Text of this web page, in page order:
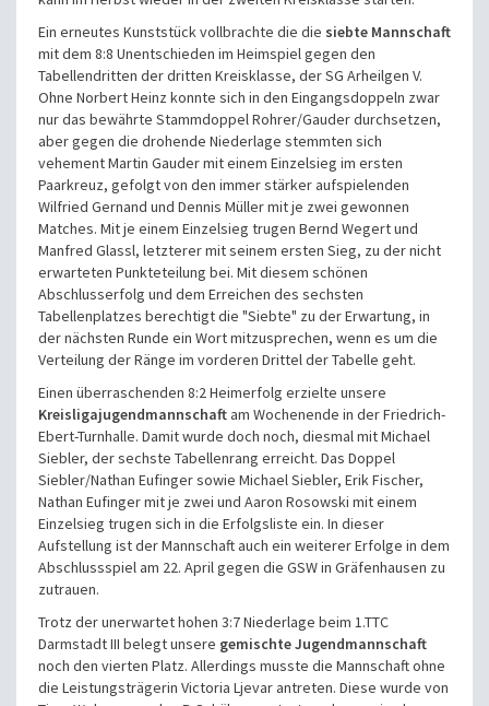
Ein erneutes Kunststück vollbrachte die die siebte Mannschaft
mit dem 8:8 Unentschieden im Heimspiel gegen den
Tabellendritten der dritten Kreisklasse, der SG Arheilgen V.
Ohne Norbert Heinz konnte sich in den Eingangsdoppeln zwar
nur das bewährte Stammdoppel Rohrer/Gauder durchsetzen,
aber gegen die drohende Niederlage stemmten sich
vehement Martin Gauder mit einem Einzelsieg im ersten
Paarkreuz, gefolgt von den immer stärker aufspielenden
Wilfried Gernand und Dennis Müller mit je zwei gewonnen
Matches. Mit je einem Einzelsieg trugen Bernd Wegert und
Manfred Glassl, letzterer mit seinem ersten Sieg, zu der nicht
erwarteten Punkteteilung bei. Mit diesem schönen
Abschlusserfolg und dem Erreichen des sechsten
Tabellenplatzes berechtigt die "Siebte" zu der Erwartung, in
der nächsten Runde ein Wort mitzusprechen, wenn es um die
Verteilung der Ränge im vorderen Drittel der Tabelle geht.
Einen überraschenden 8:2 Heimerfolg erzielte unsere
Kreisligajugendmannschaft am Wochenende in der Friedrich-
Ebert-Turnhalle. Damit wurde doch noch, diesmal mit Michael
Siebler, der sechste Tabellenrang erreicht. Das Doppel
Siebler/Nathan Eufinger sowie Michael Siebler, Erik Fischer,
Nathan Eufinger mit je zwei und Aaron Rosowski mit einem
Einzelsieg trugen sich in die Erfolgsliste ein. In dieser
Aufstellung ist der Mannschaft auch ein weiterer Erfolge in dem
Abschlussspiel am 22. April gegen die GSW in Gräfenhausen zu
zutrauen.
Trotz der unerwartet hohen 3:7 Niederlage beim 1.TTC
Darmstadt III belegt unsere gemischte Jugendmannschaft
noch den vierten Platz. Allerdings musste die Mannschaft ohne
die Leistungsträgerin Victoria Ljevar antreten. Diese wurde von